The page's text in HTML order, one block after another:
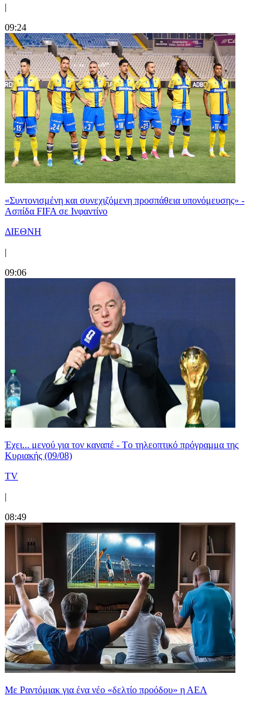
|
09:24
«Συντονισμένη και συνεχιζόμενη προσπάθεια υπονόμευσης» -
Ασπίδα FIFA σε Ινφαντίνο
ΔΙΕΘΝΗ
|
09:06
Έχει... μενού για τον καναπέ - Tο τηλεοπτικό πρόγραμμα της
Κυριακής (09/08)
TV
|
08:49
Με Ραντόμιακ για ένα νέο «δελτίο προόδου» η ΑΕΛ